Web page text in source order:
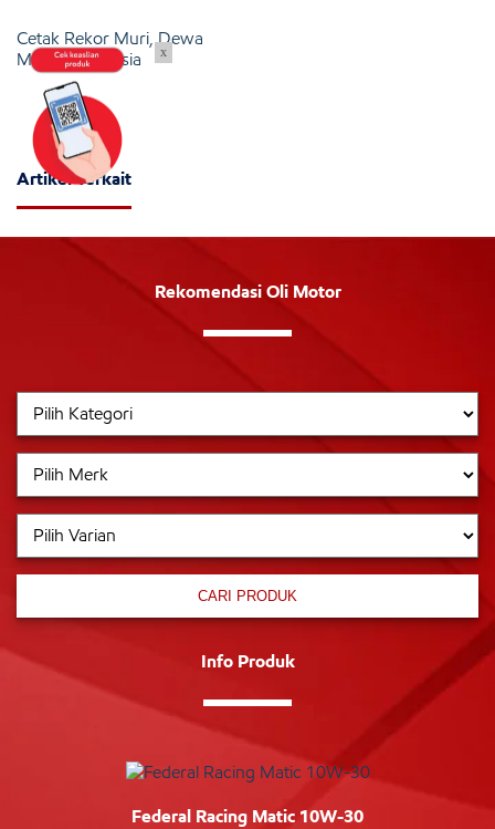
Cetak Rekor Muri, Dewa
Motor Indonesia
Artikel Terkait
Rekomendasi Oli Motor
CARI PRODUK
Info Produk
Federal Racing Matic 10W-30
x